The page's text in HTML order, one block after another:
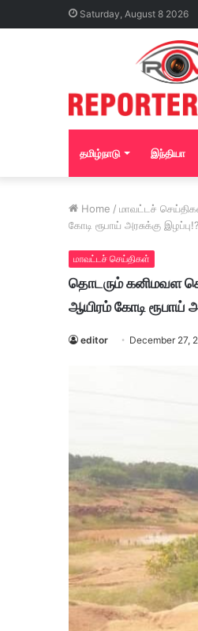
Saturday, August 8 2026
தமிழ்நாடு இந்தியா
Home / மாவட்டச்
கோடி ரூபாய் அரசுக்கு
மாவட்டச் செய்திகள்
தொடரும் கனிமவள
ஆயிரம் கோடி ரூபாய்
editor December 27,